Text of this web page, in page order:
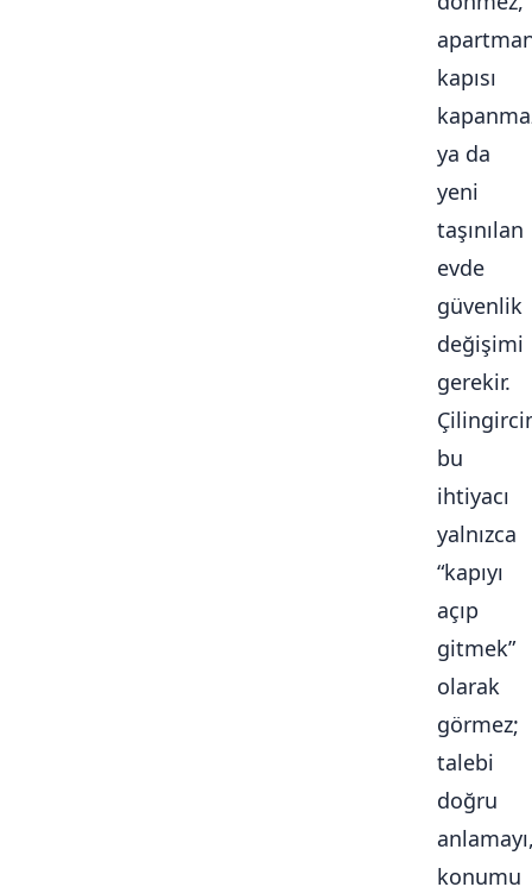
kapısı
ya da
yeni
taşınılan
evde
güvenlik
değişimi
gerekir.
bu
ihtiyacı
yalnızca
“kapıyı
açıp
gitmek”
olarak
görmez;
talebi
doğru
konumu